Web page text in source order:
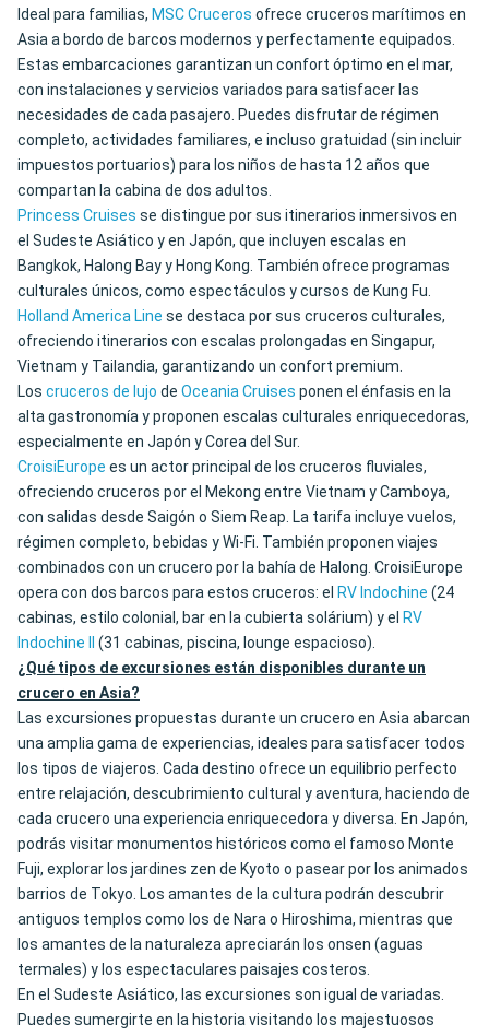
Ideal para familias, MSC Cruceros ofrece cruceros marítimos en
Asia a bordo de barcos modernos y perfectamente equipados.
Estas embarcaciones garantizan un confort óptimo en el mar,
con instalaciones y servicios variados para satisfacer las
necesidades de cada pasajero. Puedes disfrutar de régimen
completo, actividades familiares, e incluso gratuidad (sin incluir
impuestos portuarios) para los niños de hasta 12 años que
compartan la cabina de dos adultos.
Princess Cruises se distingue por sus itinerarios inmersivos en
el Sudeste Asiático y en Japón, que incluyen escalas en
Bangkok, Halong Bay y Hong Kong. También ofrece programas
culturales únicos, como espectáculos y cursos de Kung Fu.
Holland America Line se destaca por sus cruceros culturales,
ofreciendo itinerarios con escalas prolongadas en Singapur,
Vietnam y Tailandia, garantizando un confort premium.
Los cruceros de lujo de Oceania Cruises ponen el énfasis en la
alta gastronomía y proponen escalas culturales enriquecedoras,
especialmente en Japón y Corea del Sur.
CroisiEurope es un actor principal de los cruceros fluviales,
ofreciendo cruceros por el Mekong entre Vietnam y Camboya,
con salidas desde Saigón o Siem Reap. La tarifa incluye vuelos,
régimen completo, bebidas y Wi-Fi. También proponen viajes
combinados con un crucero por la bahía de Halong. CroisiEurope
opera con dos barcos para estos cruceros: el RV Indochine (24
cabinas, estilo colonial, bar en la cubierta solárium) y el RV
Indochine II
(31 cabinas, piscina, lounge espacioso).
¿Qué tipos de excursiones están disponibles durante un
crucero en Asia?
Las excursiones propuestas durante un crucero en Asia abarcan
una amplia gama de experiencias, ideales para satisfacer todos
los tipos de viajeros. Cada destino ofrece un equilibrio perfecto
entre relajación, descubrimiento cultural y aventura, haciendo de
cada crucero una experiencia enriquecedora y diversa. En Japón,
podrás visitar monumentos históricos como el famoso Monte
Fuji, explorar los jardines zen de Kyoto o pasear por los animados
barrios de Tokyo. Los amantes de la cultura podrán descubrir
antiguos templos como los de Nara o Hiroshima, mientras que
los amantes de la naturaleza apreciarán los onsen (aguas
termales) y los espectaculares paisajes costeros.
En el Sudeste Asiático, las excursiones son igual de variadas.
Puedes sumergirte en la historia visitando los majestuosos